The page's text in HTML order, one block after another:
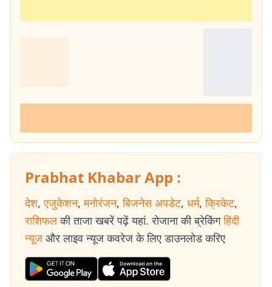
Prabhat Khabar App :
देश, एजुकेशन, मनोरंजन, बिजनेस अपडेट, धर्म, क्रिकेट,
राशिफल की ताजा खबरें पढ़ें यहां. रोजाना की ब्रेकिंग हिंदी
न्यूज और लाइव न्यूज कवरेज के लिए डाउनलोड करिए